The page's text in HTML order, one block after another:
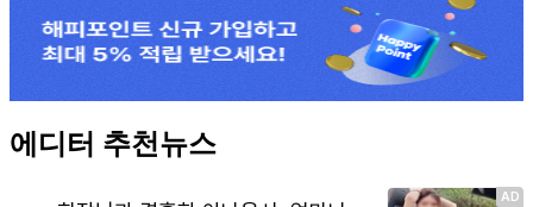
에디터 추천뉴스